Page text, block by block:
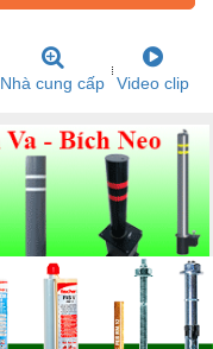
Nhà cung cấp Video clip